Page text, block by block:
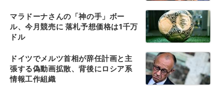
マラドーナさんの「神の手」ボー
ル、今月競売に 落札予想価格は1千万
ドル
ドイツでメルツ首相が辞任計画と主
張する偽動画拡散、背後にロシア系
情報工作組織